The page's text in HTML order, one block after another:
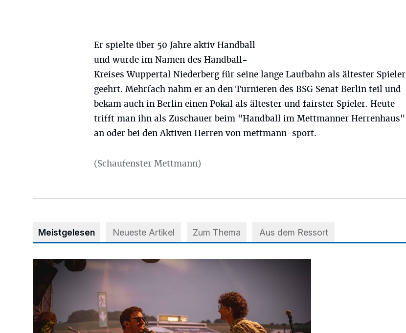
Er spielte über 50 Jahre aktiv Handball
und wurde im Namen des Handball-
Kreises Wuppertal Niederberg für seine lange Laufbahn als ältester Spieler
geehrt. Mehrfach nahm er an den Turnieren des BSG Senat Berlin teil und
bekam auch in Berlin einen Pokal als ältester und fairster Spieler. Heute
trifft man ihn als Zuschauer beim "Handball im Mettmanner Herrenhaus"
an oder bei den Aktiven Herren von mettmann-sport.
(Schaufenster Mettmann)
Meistgelesen Neueste Artikel Zum Thema Aus dem Ressort
Mehr als nur ein Festival